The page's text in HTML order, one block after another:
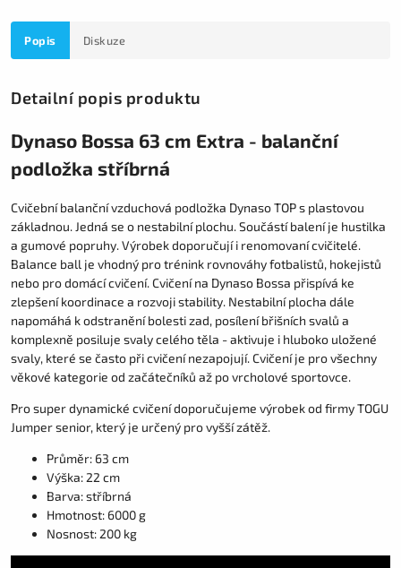
Popis Diskuze
Detailní popis produktu
Dynaso Bossa 63 cm Extra - balanční
podložka stříbrná
Cvičební balanční vzduchová podložka Dynaso TOP s plastovou
základnou. Jedná se o nestabilní plochu. Součástí balení je hustilka
a gumové popruhy. Výrobek doporučují i renomovaní cvičitelé.
Balance ball je vhodný pro trénink rovnováhy fotbalistů, hokejistů
nebo pro domácí cvičení. Cvičení na Dynaso Bossa přispívá ke
zlepšení koordinace a rozvoji stability. Nestabilní plocha dále
napomáhá k odstranění bolesti zad, posílení břišních svalů a
komplexně posiluje svaly celého těla - aktivuje i hluboko uložené
svaly, které se často při cvičení nezapojují. Cvičení je pro všechny
věkové kategorie od začátečníků až po vrcholové sportovce.
Pro super dynamické cvičení doporučujeme výrobek od firmy TOGU
Jumper senior, který je určený pro vyšší zátěž.
Průměr: 63 cm
Výška: 22 cm
Barva: stříbrná
Hmotnost: 6000 g
Nosnost: 200 kg